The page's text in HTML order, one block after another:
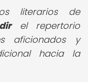
literarios de
el repertorio
aficionados y
hacia la